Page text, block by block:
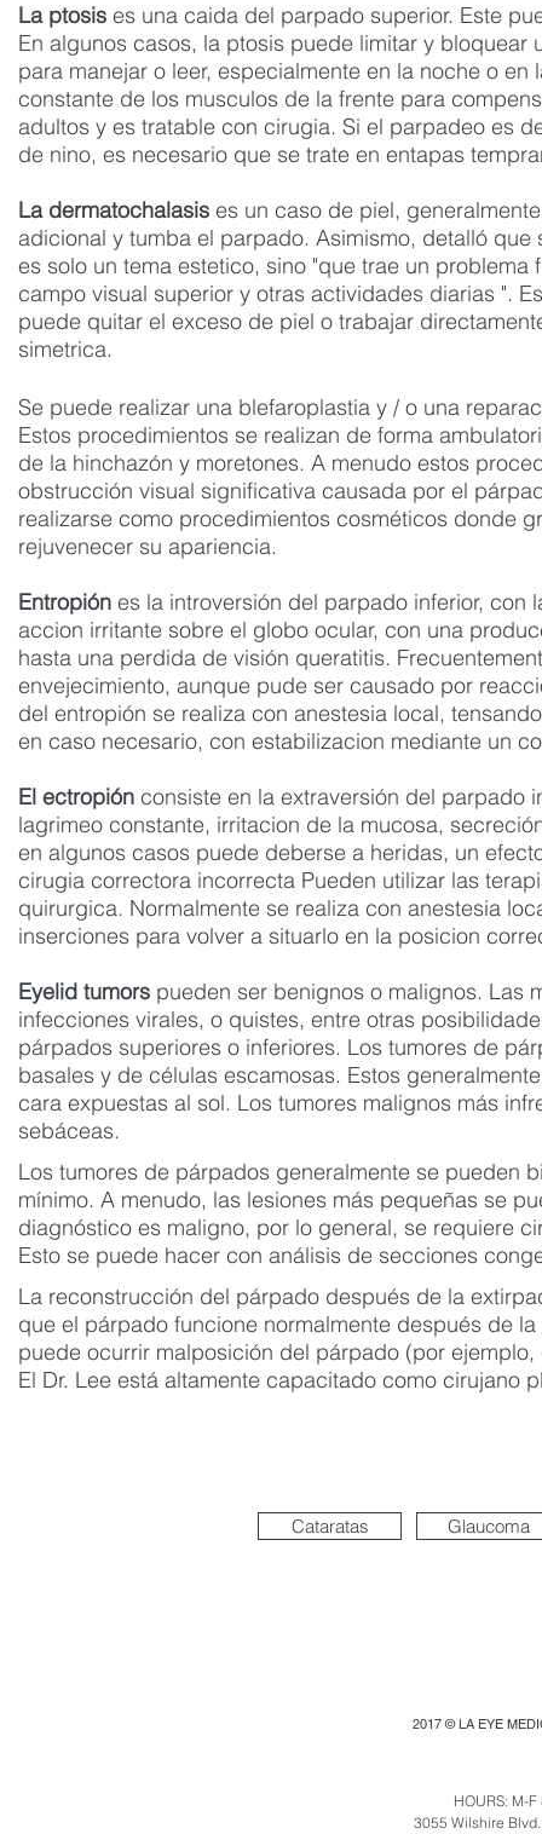
La ptosis es una caida del parpado superior. Este
En algunos casos, la ptosis puede limitar y
para manejar o leer, especialmente en la noche o
constante de los musculos de la frente para
adultos y es tratable con cirugia. Si el parpadeo es
de nino, es necesario que se trate en entapas
La dermatochalasis es un caso de piel,
adicional y tumba el parpado. Asimismo, detalló
es solo un tema estetico, sino "que trae un
campo visual superior y otras actividades diarias ".
puede quitar el exceso de piel o trabajar
simetrica.
Se puede realizar una blefaroplastia y / o una
Estos procedimientos se realizan de forma
de la hinchazón y moretones. A menudo estos
obstrucción visual significativa causada por el
realizarse como procedimientos cosméticos donde
rejuvenecer su apariencia.
Entropión es la introversión del parpado inferior, con
accion irritante sobre el globo ocular, con una
hasta una perdida de visión queratitis.
envejecimiento, aunque pude ser causado por
del entropión se realiza con anestesia local,
en caso necesario, con estabilizacion mediante un
El ectropión consiste en la extraversión del parpado
lagrimeo constante, irritacion de la mucosa,
en algunos casos puede deberse a heridas, un
cirugia correctora incorrecta Pueden utilizar las
quirurgica. Normalmente se realiza con anestesia
inserciones para volver a situarlo en la posicion
Eyelid tumors pueden ser benignos o malignos. Las
infecciones virales, o quistes, entre otras
párpados superiores o inferiores. Los tumores de
basales y de células escamosas. Estos
cara expuestas al sol. Los tumores malignos más
sebáceas.
Los tumores de párpados generalmente se pueden
mínimo. A menudo, las lesiones más pequeñas se
diagnóstico es maligno, por lo general, se requiere
Esto se puede hacer con análisis de secciones
La reconstrucción del párpado después de la
que el párpado funcione normalmente después de
puede ocurrir malposición del párpado (por
El Dr. Lee está altamente capacitado como cirujano
Cataratas Glaucoma
2017 © LA EYE
HOURS: M-
3055 Wilshire